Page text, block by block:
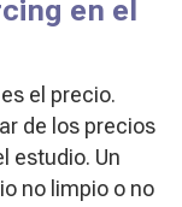
en el
el precio.
de los precios
estudio. Un
no limpio o no